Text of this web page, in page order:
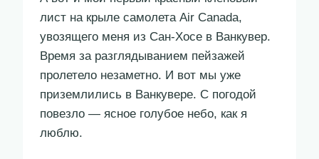
лист на крыле самолета Air Canada,
увозящего меня из Сан-Хосе в Ванкувер.
Время за разглядыванием пейзажей
пролетело незаметно. И вот мы уже
приземлились в Ванкувере. С погодой
повезло — ясное голубое небо, как я
люблю.